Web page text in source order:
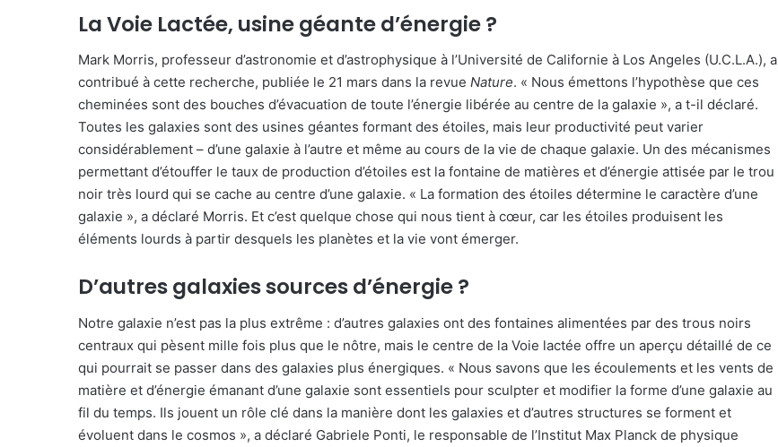
La Voie Lactée, usine géante d’énergie ?
Mark Morris, professeur d’astronomie et d’astrophysique à l’Université de Californie à Los Angeles (U.C.L.A.), a
contribué à cette recherche, publiée le 21 mars dans la revue Nature. « Nous émettons l’hypothèse que ces
cheminées sont des bouches d’évacuation de toute l’énergie libérée au centre de la galaxie », a t-il déclaré.
Toutes les galaxies sont des usines géantes formant des étoiles, mais leur productivité peut varier
considérablement – d’une galaxie à l’autre et même au cours de la vie de chaque galaxie. Un des mécanismes
permettant d’étouffer le taux de production d’étoiles est la fontaine de matières et d’énergie attisée par le trou
noir très lourd qui se cache au centre d’une galaxie. « La formation des étoiles détermine le caractère d’une
galaxie », a déclaré Morris. Et c’est quelque chose qui nous tient à cœur, car les étoiles produisent les
éléments lourds à partir desquels les planètes et la vie vont émerger.
D’autres galaxies sources d’énergie ?
Notre galaxie n’est pas la plus extrême : d’autres galaxies ont des fontaines alimentées par des trous noirs
centraux qui pèsent mille fois plus que le nôtre, mais le centre de la Voie lactée offre un aperçu détaillé de ce
qui pourrait se passer dans des galaxies plus énergiques. « Nous savons que les écoulements et les vents de
matière et d’énergie émanant d’une galaxie sont essentiels pour sculpter et modifier la forme d’une galaxie au
fil du temps. Ils jouent un rôle clé dans la manière dont les galaxies et d’autres structures se forment et
évoluent dans le cosmos », a déclaré Gabriele Ponti, le responsable de l’Institut Max Planck de physique